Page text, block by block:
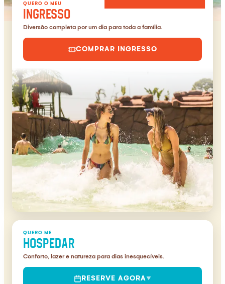
QUERO O MEU
INGRESSO
Diversão completa por um dia para toda a família.
COMPRAR INGRESSO
QUERO ME
HOSPEDAR
Conforto, lazer e natureza para dias inesquecíveis.
RESERVE AGORA▼